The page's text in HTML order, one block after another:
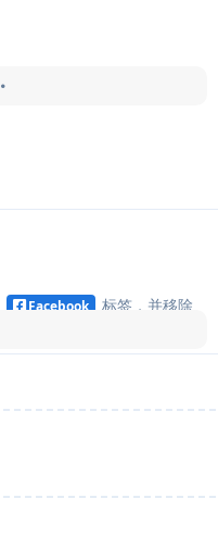
Facebook 标签，并移除